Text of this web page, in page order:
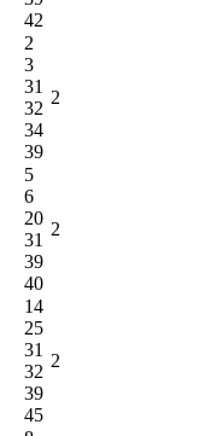
42
2
3
31
32
34
39
2
5
6
20
31
39
40
2
14
25
31
32
39
45
2